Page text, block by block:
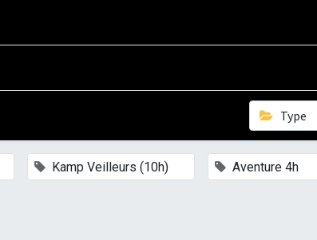
Type
Kamp Veilleurs (10h) Aventure 4h